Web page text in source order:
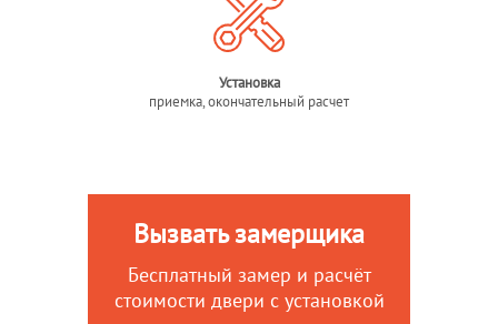
Установка
приемка, окончательный расчет
Вызвать замерщика
Бесплатный замер и расчёт
стоимости двери с установкой